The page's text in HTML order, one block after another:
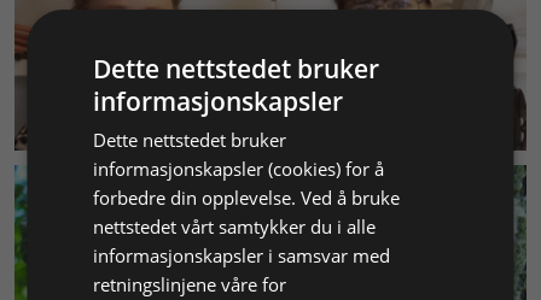
KUNDESERVICE
Dette nettstedet bruker
informasjonskapsler
Dette nettstedet bruker
informasjonskapsler (cookies) for å
forbedre din opplevelse. Ved å bruke
nettstedet vårt samtykker du i alle
informasjonskapsler i samsvar med
retningslinjene våre for